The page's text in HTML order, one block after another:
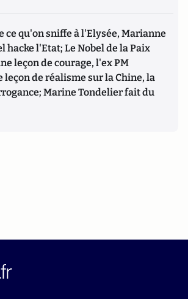
ce qu'on sniffe à l'Elysée, Marianne
hacke l'Etat; Le Nobel de la Paix
leçon de courage, l'ex PM
de réalisme sur la Chine, la
Marine Tondelier fait du